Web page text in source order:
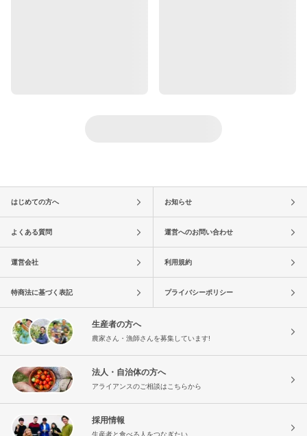
はじめての方へ お知らせ
よくある質問 運営へのお問い合わせ
運営会社 利用規約
特商法に基づく表記 プライバシーポリシー
生産者の方へ
農家さん・漁師さんを募集しています!
法人・自治体の方へ
アライアンスのご相談はこちらから
採用情報
生産者と食べる人をつなぎたい